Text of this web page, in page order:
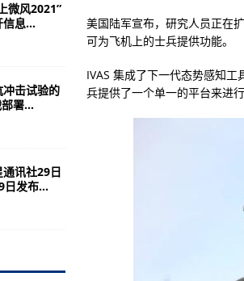
巴尔喀什上空坠毁
获得9900万美元的高级鹰眼飞机合同
看重？
英国士兵嫌饭难吃
舰黑海突然改变航向欲“侵犯俄边境”，遭俄战斗机和
、扛着AK，追着沙特坦克满地跑
美国陆军宣布，研究人员正在
可为飞机上的士兵提供功能。
IVAS 集成了下一代态势感知
兵提供了一个单一的平台来进
微风2021”
信息...
击试验的
署...
讯社29日
日发布...